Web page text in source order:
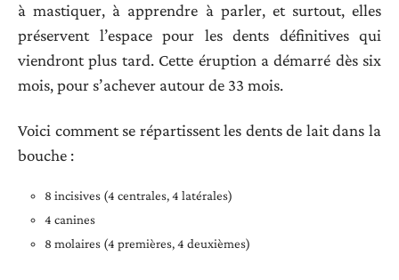
à mastiquer, à apprendre à parler, et surtout, elles
préservent l’espace pour les dents définitives qui
viendront plus tard. Cette éruption a démarré dès six
mois, pour s’achever autour de 33 mois.
Voici comment se répartissent les dents de lait dans la
bouche :
8 incisives (4 centrales, 4 latérales)
4 canines
8 molaires (4 premières, 4 deuxièmes)